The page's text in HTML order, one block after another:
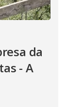
da
- A